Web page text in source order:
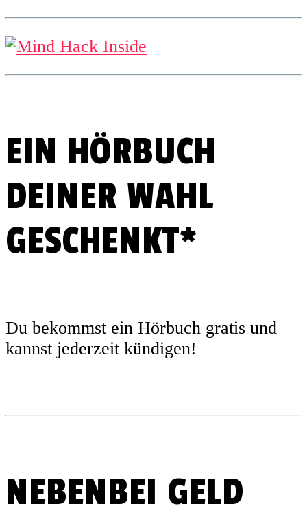
EIN HÖRBUCH
DEINER WAHL
GESCHENKT*
Du bekommst ein Hörbuch gratis und
kannst jederzeit kündigen!
NEBENBEI GELD